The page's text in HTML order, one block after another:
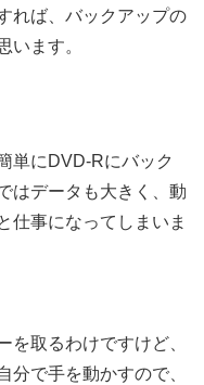
れば、バックアップの
います。
単にDVD-Rにバック
はデータも大きく、動
仕事になってしまいま
を取るわけですけど、
分で手を動かすので、